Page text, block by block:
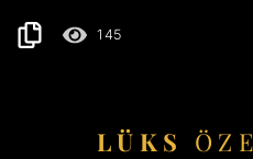
145
LÜKS